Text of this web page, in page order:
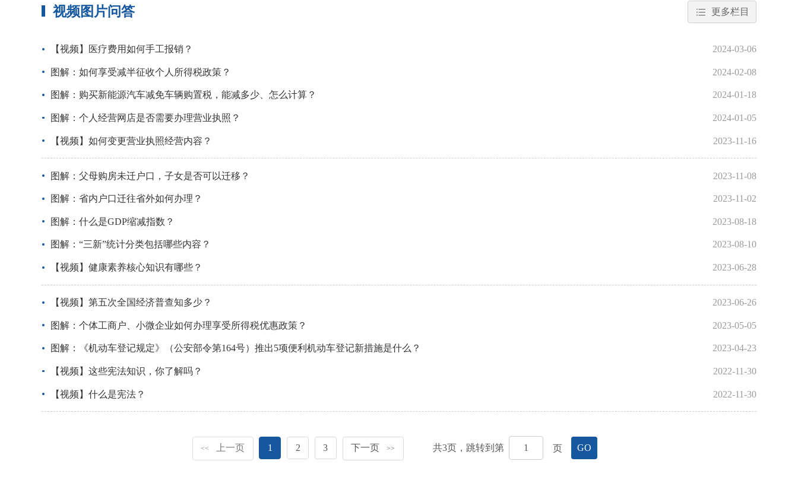
视频图片问答 更多栏目
【视频】医疗费用如何手工报销？ 2024-03-06
图解：如何享受减半征收个人所得税政策？ 2024-02-08
图解：购买新能源汽车减免车辆购置税，能减多少、怎么计算？ 2024-01-18
图解：个人经营网店是否需要办理营业执照？ 2024-01-05
【视频】如何变更营业执照经营内容？ 2023-11-16
图解：父母购房未迁户口，子女是否可以迁移？ 2023-11-08
图解：省内户口迁往省外如何办理？ 2023-11-02
图解：什么是GDP缩减指数？ 2023-08-18
图解：“三新”统计分类包括哪些内容？ 2023-08-10
【视频】健康素养核心知识有哪些？ 2023-06-28
【视频】第五次全国经济普查知多少？ 2023-06-26
图解：个体工商户、小微企业如何办理享受所得税优惠政策？ 2023-05-05
图解：《机动车登记规定》（公安部令第164号）推出5项便利机动车登记新措施是什么？ 2023-04-23
【视频】这些宪法知识，你了解吗？ 2022-11-30
【视频】什么是宪法？ 2022-11-30
<< 上一页 1 2 3 下一页 >> 共3页，跳转到第 页 GO